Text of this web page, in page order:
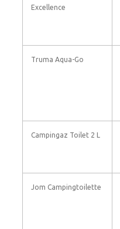
Excellence
Truma Aqua-Go
Campingaz Toilet 2 L
Jom Campingtoilette